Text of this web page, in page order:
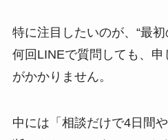
特に注目したいのが、“最初
何回LINEで質問しても、申
がかかりません。
中には「相談だけで4日間